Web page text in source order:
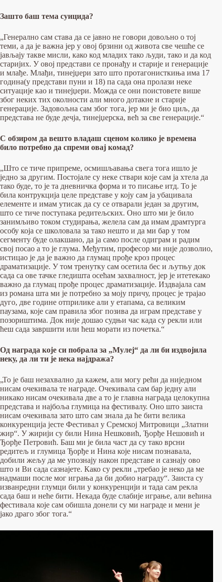
Зашто баш тема суицида?
„Генерално сам става да се јавно не говори довољно о тој
теми, а да је важна јер у овој брзини од живота све чешће се
јављају такве мисли, како код младих тако људи, тако и да код
старијих. У овој представи се пронађу и старије и генерације
и млађе. Млађи, тинејџери зато што протагонисткиња има 17
година(у представи пуни и 18) па сада она пролази неке
ситуације као и тинејџери. Можда се они поистовете више
због неких тих околности али много дотакне и старије
генерације. Задовољна сам због тога, јер ми је био циљ, да
представа не буде дечја, тинејџерска, већ за све генерације.“
С обзиром да вешто владаш сценом колико је времена
било потребно да спреми овај комад?
„Што се тиче припреме, осмишљавања свега тога ишло је
једно за другим. Постојале су неке ствари које сам ја хтела да
тако буде, то је та дневничка форма и то писање итд. То је
била контрукција целе представе у коју сам ја убацивала
елементе и имам утисак да су се отварали један за другим,
што се тиче поступака редитељских. Оно што ми је било
занимљиво током студирања, желела сам да имам драмтурга
особу која се школовала за тако нешто и да ми бар у том
сегменту буде олакшано, да ја само после одиграм и радим
свој посао а то је глума. Међутим, професор ми није дозволио,
истицао је да је важно да глумац прође кроз процес
драматизације. У том тренутку сам осетила бес и љутњу док
сада са ове тачке гледишта осећам захвалност, јер је итетекако
важно да глумац прође процес драматизације. Издвајала сам
из романа шта ми је потребно за моју причу, процес је трајао
дуго, две године отприлике али у етапама, са великим
паузама, које сам правила због позива да играм представе у
позориштима. Док није дошао судњи час када су рекли или
ћеш сада завршити или ћеш морати из почетка.“
Од награда које си побрала за „Мулеј“ да ли би издвојила
неку, да ли ти је нека најдража?
„То је баш незахвално да кажем, али могу рећи да ниједном
нисам очекивала те награде. Очекивала сам бар једну али
никако нисам очекивала две а то је главна награда целокупна
представа и најбоља глумица на фестивалу. Оно што заиста
нисам очекивала зато што сам знала да ће бити велика
конкуренција јесте Фестивал у Сремској Митровици „Златни
жир“. У жирији су били Нина Нешковић, Ђорђе Нешовић и
Ђорђе Петровић. Баш ми је била част да су тако врсни
редитељ и глумица Ђорђе и Нина које нисам познавала,
добили жељу да ме упознају након представе и сазнају ово
што и Ви сада сазнајете. Како су рекли „требао је неко да ме
надмаши после мог играња да би добио награду“. Заиста су
изванредни глумци били у конкуренцији и тада сам рекла
сада баш и неће бити. Некада буде слабије играње, али већина
фестивала које сам обишла донели су ми награде и мени је
јако драго због тога.“